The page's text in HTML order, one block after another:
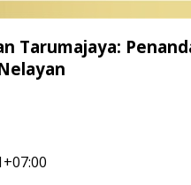
Tarumajaya: